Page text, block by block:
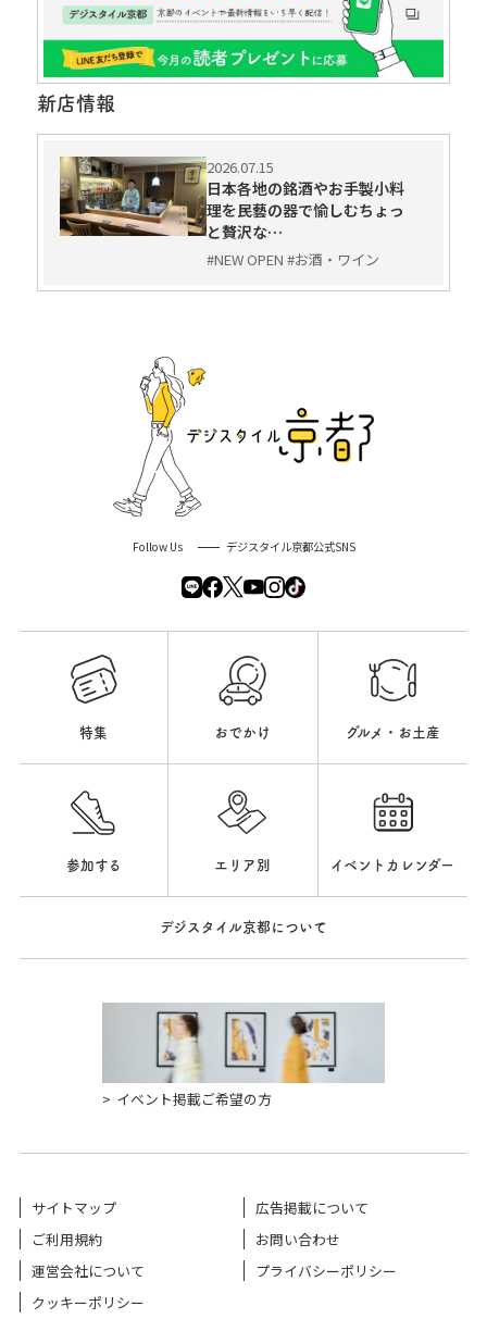
新店情報
2026.07.15
日本各地の銘酒やお手製小料
理を民藝の器で愉しむちょっ
と贅沢な…
#NEW OPEN #お酒・ワイン
Follow Us デジスタイル京都公式SNS
特集 おでかけ グルメ・お土産
参加する エリア別 イベントカレンダー
デジスタイル京都について
イベント掲載ご希望の方
サイトマップ
広告掲載について
ご利用規約
お問い合わせ
運営会社について
プライバシーポリシー
クッキーポリシー